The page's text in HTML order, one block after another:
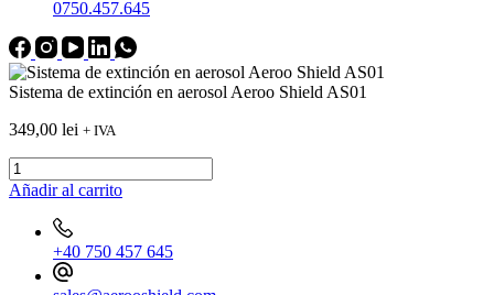
0750.457.645
Sistema de extinción en aerosol Aeroo Shield AS01
349,00 lei + IVA
Sistem
stingere
aerosoli
Shield
Añadir al carrito
+40 750 457 645